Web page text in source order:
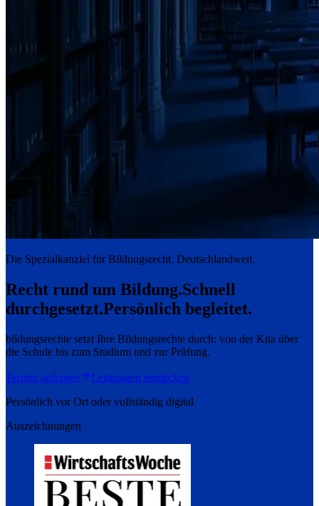
Die Spezialkanzlei für Bildungsrecht. Deutschlandweit.
Recht rund um Bildung.Schnell
durchgesetzt.Persönlich begleitet.
bildungsrechte setzt Ihre Bildungsrechte durch: von der Kita über
die Schule bis zum Studium und zur Prüfung.
Termin anfragen
Leistungen entdecken
Persönlich vor Ort oder vollständig digital
Auszeichnungen